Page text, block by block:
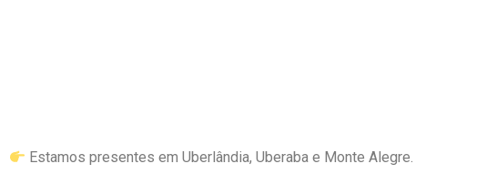
Estamos presentes em Uberlândia, Uberaba e Monte Alegre.